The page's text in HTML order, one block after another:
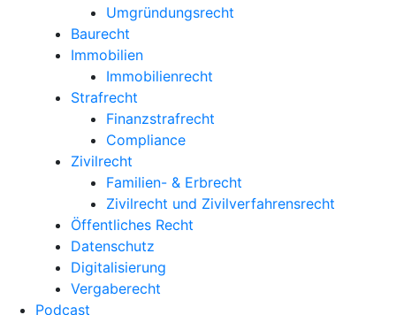
Umgründungsrecht
Baurecht
Immobilien
Immobilienrecht
Strafrecht
Finanzstrafrecht
Compliance
Zivilrecht
Familien- & Erbrecht
Zivilrecht und Zivilverfahrensrecht
Öffentliches Recht
Datenschutz
Digitalisierung
Vergaberecht
Podcast